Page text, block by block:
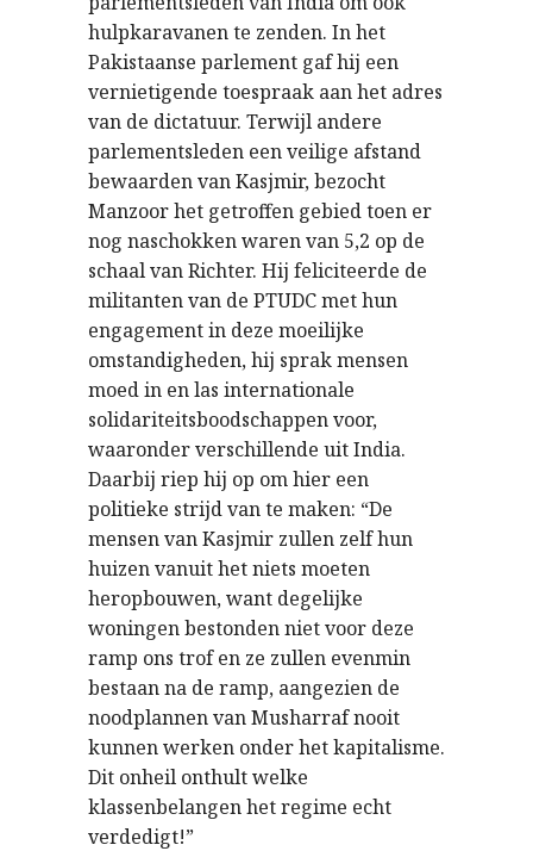
hulpkaravanen te zenden. In het
Pakistaanse parlement gaf hij een
vernietigende toespraak aan het adres
van de dictatuur. Terwijl andere
parlementsleden een veilige afstand
bewaarden van Kasjmir, bezocht
Manzoor het getroffen gebied toen er
nog naschokken waren van 5,2 op de
schaal van Richter. Hij feliciteerde de
militanten van de PTUDC met hun
engagement in deze moeilijke
omstandigheden, hij sprak mensen
moed in en las internationale
solidariteitsboodschappen voor,
waaronder verschillende uit India.
Daarbij riep hij op om hier een
politieke strijd van te maken: “De
mensen van Kasjmir zullen zelf hun
huizen vanuit het niets moeten
heropbouwen, want degelijke
woningen bestonden niet voor deze
ramp ons trof en ze zullen evenmin
bestaan na de ramp, aangezien de
noodplannen van Musharraf nooit
kunnen werken onder het kapitalisme.
Dit onheil onthult welke
klassenbelangen het regime echt
verdedigt!”